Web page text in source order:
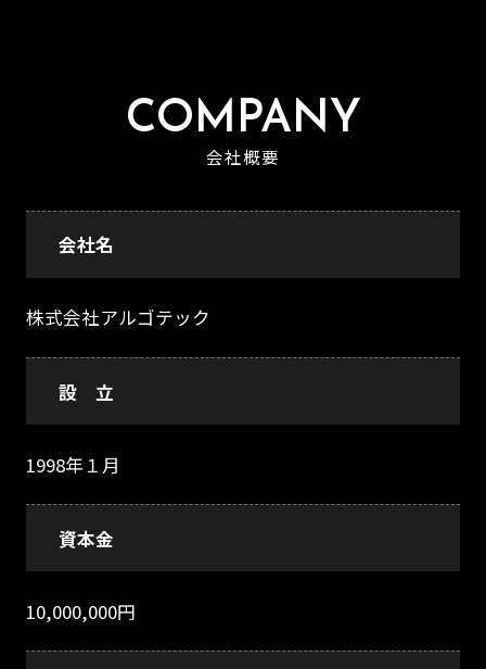
COMPANY
会社概要
会社名
株式会社アルゴテック
設 立
1998年１月
資本金
10,000,000円